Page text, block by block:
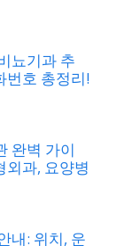
뇨기과 추
번호 총정리!
완벽 가이
외과, 요양병
내: 위치, 운